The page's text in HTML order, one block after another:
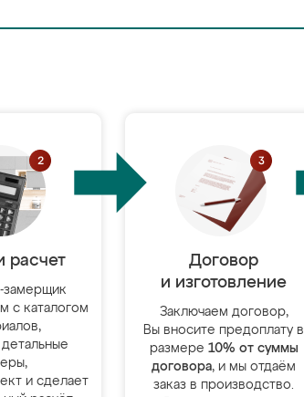
расчет
замерщик
с каталогом
и сделает
Договор
и изготовление
Заключаем договор,
Вы вносите предоплату в
размере 10% от суммы
договора, и мы отдаём
заказ в производство.